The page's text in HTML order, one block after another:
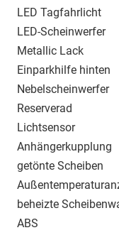
LED Tagfahrlicht
LED-Scheinwerfer
Metallic Lack
Einparkhilfe hinten
Nebelscheinwerfer
Reserverad
Lichtsensor
Anhängerkupplung
getönte Scheiben
beheizte
ABS